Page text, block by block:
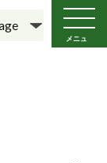
メニュ
ー